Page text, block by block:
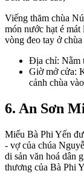
Viếng thăm chùa
món nước hạt é mát
vòng đeo tay ở
Địa chỉ: Nằm
Giờ mở cửa:
cảnh chùa
6. An Sơn
Miếu Bà Phi Yến
- vợ của chúa
di sản văn hoá dân
thương của Bà Phi